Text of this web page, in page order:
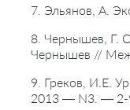
7. Эльянов, А.
8. Чернышев, Г.
Чернышев //
9. Греков, И.Е.
2013 — N3. — 2-